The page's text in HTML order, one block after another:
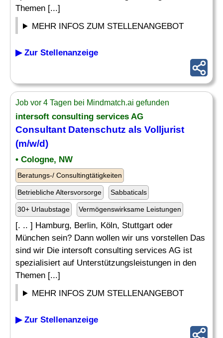
Themen [...]
MEHR INFOS ZUM STELLENANGEBOT
▶ Zur Stellenanzeige
Job vor 4 Tagen bei Mindmatch.ai gefunden
intersoft consulting services AG
Consultant Datenschutz als Volljurist
(m/w/d)
• Cologne, NW
Beratungs-/ Consultingtätigkeiten
Betriebliche Altersvorsorge Sabbaticals
30+ Urlaubstage Vermögenswirksame Leistungen
[. .. ] Hamburg, Berlin, Köln, Stuttgart oder
München sein? Dann wollen wir uns vorstellen Das
sind wir Die intersoft consulting services AG ist
spezialisiert auf Unterstützungsleistungen in den
Themen [...]
MEHR INFOS ZUM STELLENANGEBOT
▶ Zur Stellenanzeige